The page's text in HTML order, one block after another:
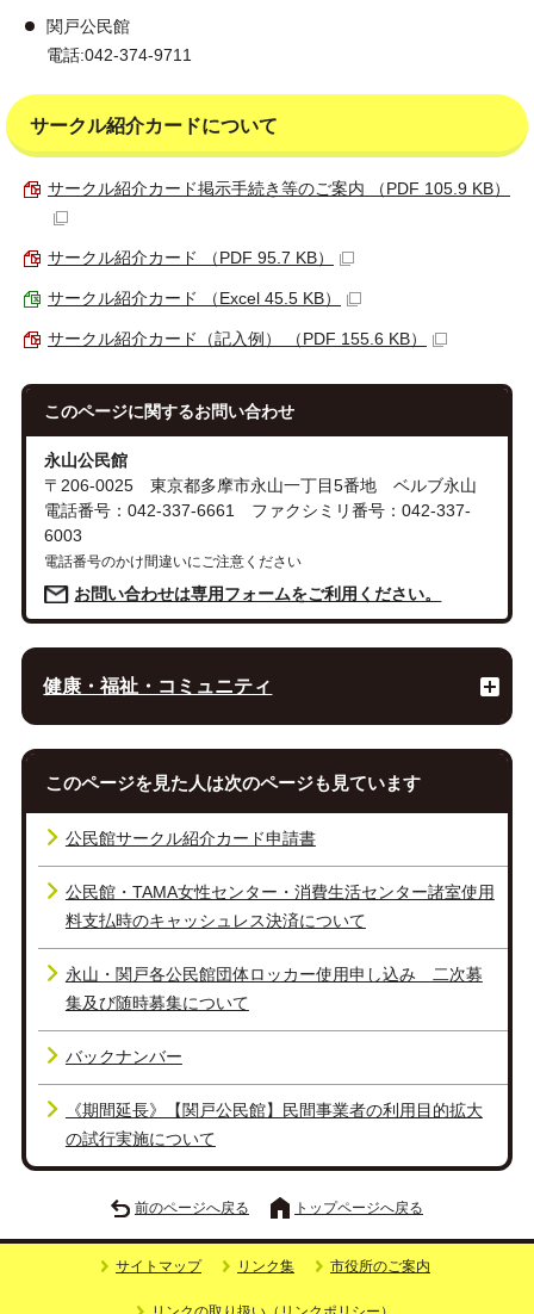
関戸公民館
電話:042-374-9711
サークル紹介カードについて
サークル紹介カード掲示手続き等のご案内 （PDF 105.9 KB）
サークル紹介カード （PDF 95.7 KB）
サークル紹介カード （Excel 45.5 KB）
サークル紹介カード（記入例） （PDF 155.6 KB）
このページに関するお問い合わせ
永山公民館
〒206-0025 東京都多摩市永山一丁目5番地 ベルブ永山
電話番号：042-337-6661 ファクシミリ番号：042-337-
6003
電話番号のかけ間違いにご注意ください
お問い合わせは専用フォームをご利用ください。
健康・福祉・コミュニティ
このページを見た人は次のページも見ています
公民館サークル紹介カード申請書
公民館・TAMA女性センター・消費生活センター諸室使用
料支払時のキャッシュレス決済について
永山・関戸各公民館団体ロッカー使用申し込み 二次募
集及び随時募集について
バックナンバー
《期間延長》【関戸公民館】民間事業者の利用目的拡大
の試行実施について
前のページへ戻る トップページへ戻る
サイトマップ リンク集 市役所のご案内